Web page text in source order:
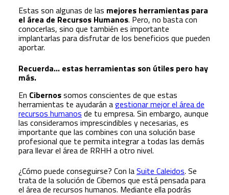
Estas son algunas de las mejores herramientas para
el área de Recursos Humanos. Pero, no basta con
conocerlas, sino que también es importante
implantarlas para disfrutar de los beneficios que pueden
aportar.
Recuerda… estas herramientas son útiles pero hay
más.
En Cibernossomos conscientes de que estas
herramientas te ayudarán agestionar mejor el área de
recursos humanos de tu empresa. Sin embargo, aunque
las consideramos imprescindibles y necesarias, es
importante que las combines con una solución base
profesional que te permita integrar a todas las demás
para llevar el área de RRHH a otro nivel.
¿Cómo puede conseguirse? Con laSuite Caleidos. Se
trata de la solución de Cibernos que está pensada para
el área de recursos humanos. Mediante ella podrás